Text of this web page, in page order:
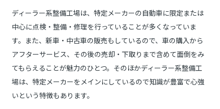
ディーラー系整備工場は、特定メーカーの自動車に限定または
中心に点検・整備・修理を行っていることが多くなっていま
す。また、新車・中古車の販売もしているので、車の購入から
アフターサービス、その後の売却・下取りまで含めて面倒をみ
てもらえることが魅力のひとつ。そのほかディーラー系整備工
場は、特定メーカーをメインにしているので知識が豊富で心強
いという特徴もあります。